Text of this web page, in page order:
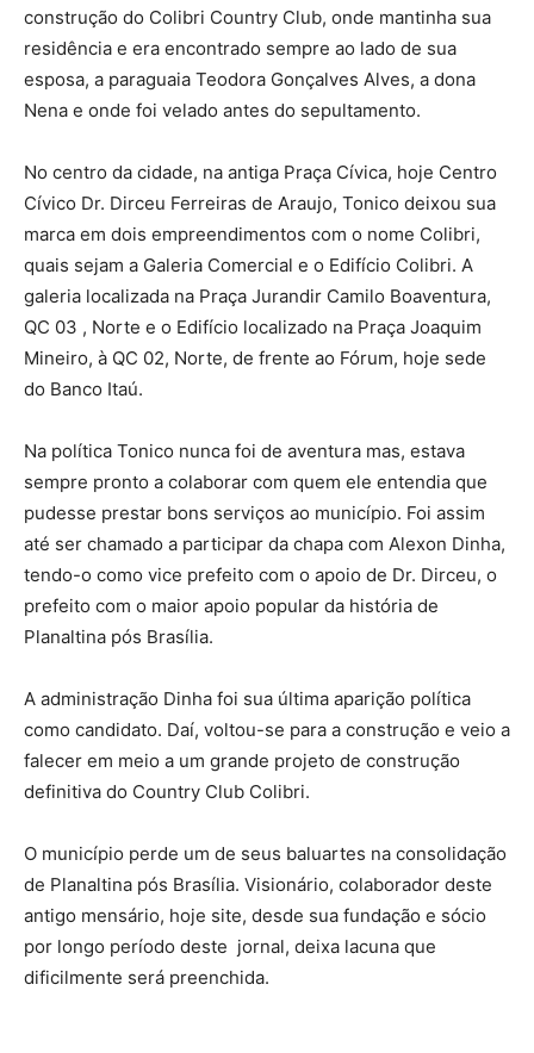
construção do Colibri Country Club, onde mantinha sua
residência e era encontrado sempre ao lado de sua
esposa, a paraguaia Teodora Gonçalves Alves, a dona
Nena e onde foi velado antes do sepultamento.
No centro da cidade, na antiga Praça Cívica, hoje Centro
Cívico Dr. Dirceu Ferreiras de Araujo, Tonico deixou sua
marca em dois empreendimentos com o nome Colibri,
quais sejam a Galeria Comercial e o Edifício Colibri. A
galeria localizada na Praça Jurandir Camilo Boaventura,
QC 03 , Norte e o Edifício localizado na Praça Joaquim
Mineiro, à QC 02, Norte, de frente ao Fórum, hoje sede
do Banco Itaú.
Na política Tonico nunca foi de aventura mas, estava
sempre pronto a colaborar com quem ele entendia que
pudesse prestar bons serviços ao município. Foi assim
até ser chamado a participar da chapa com Alexon Dinha,
tendo-o como vice prefeito com o apoio de Dr. Dirceu, o
prefeito com o maior apoio popular da história de
Planaltina pós Brasília.
A administração Dinha foi sua última aparição política
como candidato. Daí, voltou-se para a construção e veio a
falecer em meio a um grande projeto de construção
definitiva do Country Club Colibri.
O município perde um de seus baluartes na consolidação
de Planaltina pós Brasília. Visionário, colaborador deste
antigo mensário, hoje site, desde sua fundação e sócio
por longo período deste jornal, deixa lacuna que
dificilmente será preenchida.